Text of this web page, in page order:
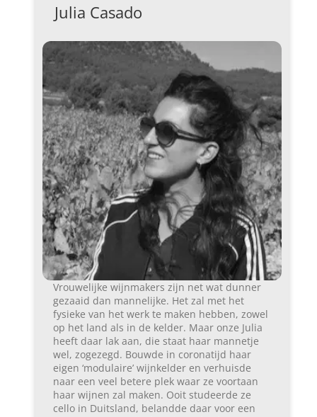
Julia Casado
Vrouwelijke wijnmakers zijn net wat dunner
gezaaid dan mannelijke. Het zal met het
fysieke van het werk te maken hebben, zowel
op het land als in de kelder. Maar onze Julia
heeft daar lak aan, die staat haar mannetje
wel, zogezegd. Bouwde in coronatijd haar
eigen ‘modulaire’ wijnkelder en verhuisde
naar een veel betere plek waar ze voortaan
haar wijnen zal maken. Ooit studeerde ze
cello in Duitsland, belandde daar voor een